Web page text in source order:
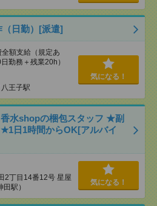
日勤）[派遣]
額支給（規定あ
勤務＋残業20h）
八王子駅
気になる！
香水shopの梱包スタッフ ★副
日1時間からOK[アルバイ
2丁目14番12号 星屋
駅）
気になる！